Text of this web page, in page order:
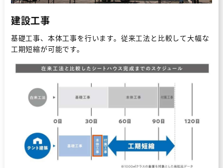
産業用太陽光
お役立ち情報
導入の流れ
会社情報
お問い合わせ
建設工事
基礎工事、本体工事を行います。従来工法と比較して大幅な
工期短縮が可能です。